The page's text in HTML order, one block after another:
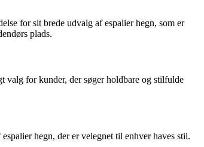
for sit brede udvalg af espalier hegn, som er
plads.
valg for kunder, der søger holdbare og stilfulde
hegn, der er velegnet til enhver haves stil.